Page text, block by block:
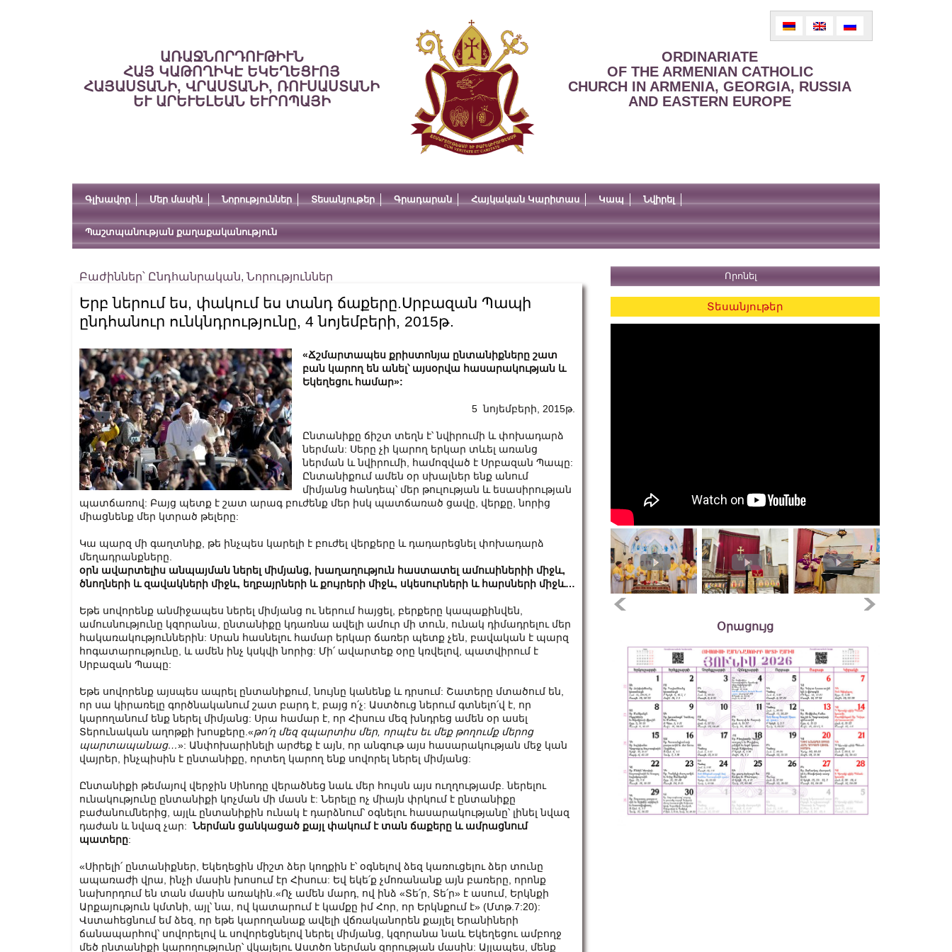
ԱՌԱՋՆՈՐԴՈՒԹԻՒՆ
ՀԱՅ ԿԱԹՈՂԻԿԷ ԵԿԵՂԵՑՒՈՅ
ՀԱՅԱՍՏԱՆԻ, ՎՐԱՍՏԱՆԻ, ՌՈՒՍԱՍՏԱՆԻ
ԵՒ ԱՐԵՒԵԼԵԱՆ ԵՒՐՈՊԱՅԻ
ORDINARIATE
OF THE ARMENIAN CATHOLIC
CHURCH IN ARMENIA, GEORGIA, RUSSIA
AND EASTERN EUROPE
Գլխավոր Մեր մասին Նորություններ Տեսանյութեր Գրադարան Հայկական Կարիտաս Կապ Նվիրել
Պաշտպանության քաղաքականություն
Բաժիններ՝ Ընդհանրական, Նորություններ
Երբ ներում ես, փակում ես տանդ ճաքերը.Սրբազան Պապի
ընդհանուր ունկնդրությունը, 4 նոյեմբերի, 2015թ.
«Ճշմարտապես քրիստոնյա ընտանիքները շատ
բան կարող են անել՝ այսօրվա հասարակության և
Եկեղեցու համար»:
5 նոյեմբերի, 2015թ.
Ընտանիքը ճիշտ տեղն է՝ նվիրումի և փոխադարձ
ներման: Սերը չի կարող երկար տևել առանց
ներման և նվիրումի, համոզված է Սրբազան Պապը:
Ընտանիքում ամեն օր սխալներ ենք անում
միմյանց հանդեպ՝ մեր թուլության և եսասիրության
պատճառով: Բայց պետք է շատ արագ բուժենք մեր իսկ պատճառած ցավը, վերքը, նորից
միացնենք մեր կտրած թելերը:
Կա պարզ մի գաղտնիք, թե ինչպես կարելի է բուժել վերքերը և դադարեցնել փոխադարձ
մեղադրանքները.
օրն ավարտելիս անպայման ներել միմյանց, խաղաղություն հաստատել ամուսիներիի միջև,
ծնողների և զավակների միջև, եղբայրների և քույրերի միջև, սկեսուրների և հարսների միջև…
Եթե սովորենք անմիջապես ներել միմյանց ու ներում հայցել, բերքերը կապաքինվեն,
ամուսնությունը կզորանա, ընտանիքը կդառնա ավելի ամուր մի տուն, ունակ դիմադրելու մեր
հակառակություններին: Սրան հասնելու համար երկար ճառեր պետք չեն, բավական է պարզ
հոգատարությունը, և ամեն ինչ կսկվի նորից: Մի՛ ավարտեք օրը կռվելով, պատվիրում է
Սրբազան Պապը:
Եթե սովորենք այսպես ապրել ընտանիքում, նույնը կանենք և դրսում: Շատերը մտածում են,
որ սա կիրառելը գործնականում շատ բարդ է, բայց ո՛չ: Աստծուց ներում գտնելո՛վ է, որ
կարողանում ենք ներել միմյանց: Սրա համար է, որ Հիսուս մեզ խնդրեց ամեն օր ասել
Տերունական աղոթքի խոսքերը.«թո՛ղ մեզ զպարտիս մեր, որպէս եւ մեք թողումք մերոց
պարտապանաց…»: Անփոխարինելի արժեք է այն, որ անգութ այս հասարակության մեջ կան
վայրեր, ինչպիսին է ընտանիքը, որտեղ կարող ենք սովորել ներել միմյանց:
Ընտանիքի թեմայով վերջին Սինոդը վերածնեց նաև մեր հույսն այս ուղղությամբ. ներելու
ունակությունը ընտանիքի կոչման մի մասն է: Ներելը ոչ միայն փրկում է ընտանիքը
բաժանումներից, այլև ընտանիքին ունակ է դարձնում՝ օգնելու հասարակությանը՝ լինել նվազ
դաժան և նվազ չար: Ներման ցանկացած քայլ փակում է տան ճաքերը և ամրացնում
պատերը:
«Սիրելի՛ ընտանիքներ, Եկեղեցին միշտ ձեր կողքին է՝ օգնելով ձեզ կառուցելու ձեր տունը
ապառաժի վրա, ինչի մասին խոսում էր Հիսուս: Եվ եկե՛ք չմոռանանք այն բառերը, որոնք
նախորդում են տան մասին առակին.«Ոչ ամեն մարդ, ով ինձ «Տե՛ր, Տե՛ր» է ասում, Երկնքի
Արքայություն կմտնի, այլ՝ նա, ով կատարում է կամքը իմ Հոր, որ Երկնքում է» (Մտթ.7:20):
Վստահեցնում եմ ձեզ, որ եթե կարողանաք ավելի վճռականորեն քայլել Երանիների
ճանապարհով՝ սովորելով և սովորեցնելով ներել միմյանց, կզորանա նաև Եկեղեցու ամբողջ
մեծ ընտանիքի կարողությունը՝ վկայելու Աստծո ներման զորության մասին: Այլապես, մենք
Տեսանյութեր
Օրացույց